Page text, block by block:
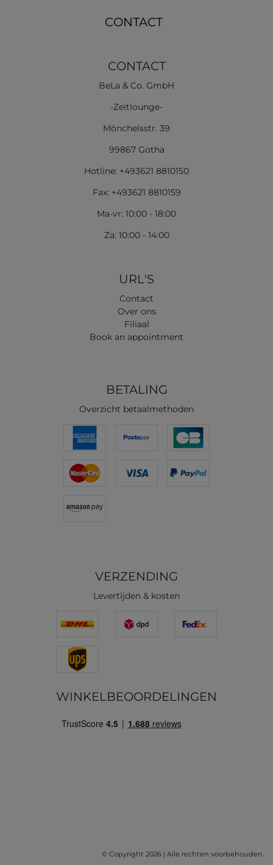
CONTACT
CONTACT
BeLa & Co. GmbH
-Zeitlounge-
Mönchelsstr. 39
99867 Gotha
Hotline: +493621 8810150
Fax: +493621 8810159
Ma-vr: 10:00 - 18:00
Za: 10:00 - 14:00
URL'S
Contact
Over ons
Filiaal
Book an appointment
BETALING
Overzicht betaalmethoden
VERZENDING
Levertijden & kosten
WINKELBEOORDELINGEN
© Copyright 2026 | Alle rechten voorbehouden.